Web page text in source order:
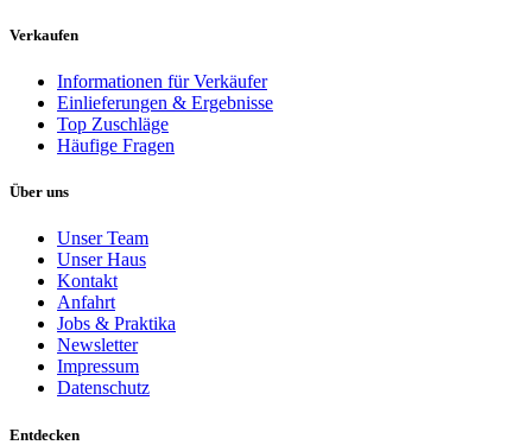
Verkaufen
Informationen für Verkäufer
Einlieferungen & Ergebnisse
Top Zuschläge
Häufige Fragen
Über uns
Unser Team
Unser Haus
Kontakt
Anfahrt
Jobs & Praktika
Newsletter
Impressum
Datenschutz
Entdecken